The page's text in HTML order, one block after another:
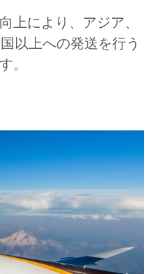
上により、アジア、
以上への発送を行う
。